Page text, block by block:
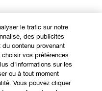
le trafic sur notre
des publicités
contenu provenant
vos préférences
d'informations sur les
ou à tout moment
Vous pouvez cliquer